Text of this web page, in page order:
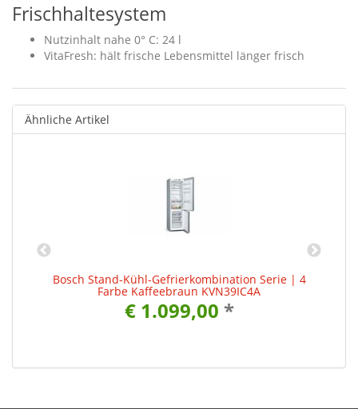
Frischhaltesystem
Nutzinhalt nahe 0° C: 24 l
VitaFresh: hält frische Lebensmittel länger frisch
Ähnliche Artikel
Bosch Stand-Kühl-Gefrierkombination Serie | 4
Farbe Kaffeebraun KVN39IC4A
€ 1.099,00 *